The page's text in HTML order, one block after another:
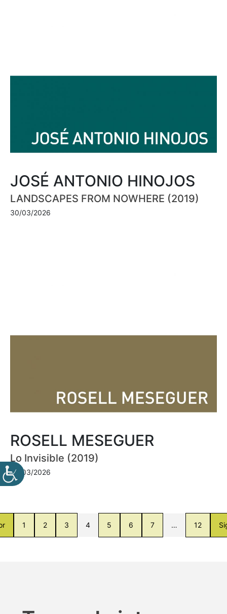
JOSÉ ANTONIO HINOJOS
LANDSCAPES FROM NOWHERE (2019)
30/03/2026
ROSELL MESEGUER
Lo Invisible (2019)
30/03/2026
1 2 3 4 5 6 7 … 12